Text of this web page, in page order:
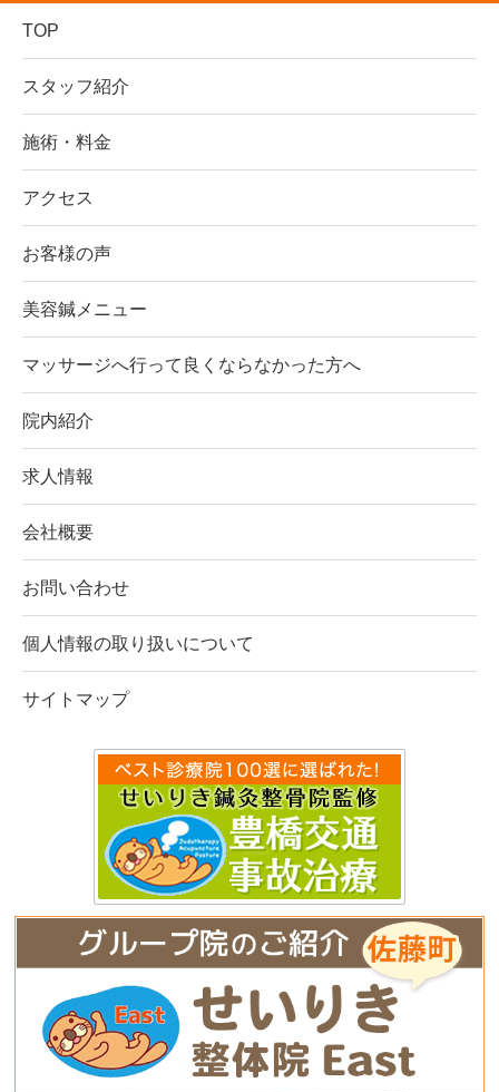
TOP
スタッフ紹介
施術・料金
アクセス
お客様の声
美容鍼メニュー
マッサージへ行って良くならなかった方へ
院内紹介
求人情報
会社概要
お問い合わせ
個人情報の取り扱いについて
サイトマップ